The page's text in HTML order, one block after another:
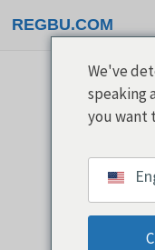
na
REGBU.COM
We've
speaking
you want